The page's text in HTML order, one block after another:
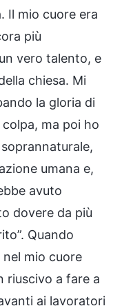
Il mio cuore era
più
vero talento, e
chiesa. Mi
la gloria di
ma poi ho
soprannaturale,
umana e,
avuto
dovere da più
Quando
mio cuore
riuscivo a fare a
ai lavoratori